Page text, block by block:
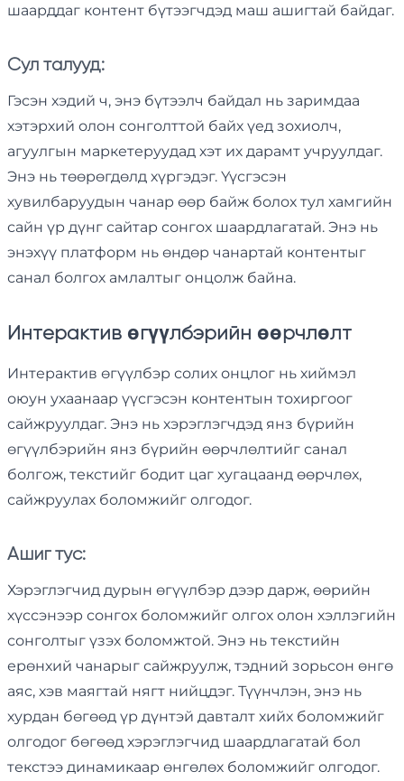
шаарддаг контент бүтээгчдэд маш ашигтай байдаг.
Сул талууд:
Гэсэн хэдий ч, энэ бүтээлч байдал нь заримдаа
хэтэрхий олон сонголттой байх үед зохиолч,
агуулгын маркетеруудад хэт их дарамт учруулдаг.
Энэ нь төөрөгдөлд хүргэдэг. Үүсгэсэн
хувилбаруудын чанар өөр байж болох тул хамгийн
сайн үр дүнг сайтар сонгох шаардлагатай. Энэ нь
энэхүү платформ нь өндөр чанартай контентыг
санал болгох амлалтыг онцолж байна.
Интерактив өгүүлбэрийн өөрчлөлт
Интерактив өгүүлбэр солих онцлог нь хиймэл
оюун ухаанаар үүсгэсэн контентын тохиргоог
сайжруулдаг. Энэ нь хэрэглэгчдэд янз бүрийн
өгүүлбэрийн янз бүрийн өөрчлөлтийг санал
болгож, текстийг бодит цаг хугацаанд өөрчлөх,
сайжруулах боломжийг олгодог.
Ашиг тус:
Хэрэглэгчид дурын өгүүлбэр дээр дарж, өөрийн
хүссэнээр сонгох боломжийг олгох олон хэллэгийн
сонголтыг үзэх боломжтой. Энэ нь текстийн
ерөнхий чанарыг сайжруулж, тэдний зорьсон өнгө
аяс, хэв маягтай нягт нийцдэг. Түүнчлэн, энэ нь
хурдан бөгөөд үр дүнтэй давталт хийх боломжийг
олгодог бөгөөд хэрэглэгчид шаардлагатай бол
текстээ динамикаар өнгөлөх боломжийг олгодог.